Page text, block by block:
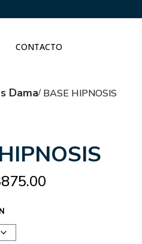
CONTACTO
Dama BASE HIPNOSIS
875.00